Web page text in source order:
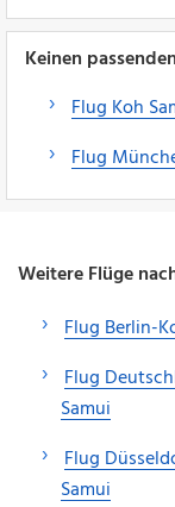
Keinen
Flug Koh
Flug
Weitere Flüge
Flug Berlin-
Flug
Samui
Flug
Samui